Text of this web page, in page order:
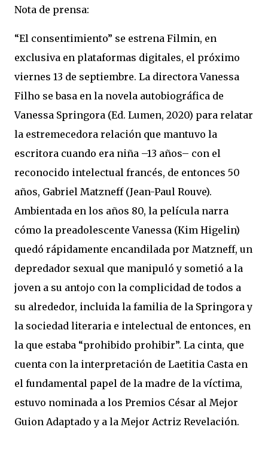
Nota de prensa:
“El consentimiento” se estrena Filmin, en
exclusiva en plataformas digitales, el próximo
viernes 13 de septiembre. La directora Vanessa
Filho se basa en la novela autobiográfica de
Vanessa Springora (Ed. Lumen, 2020) para relatar
la estremecedora relación que mantuvo la
escritora cuando era niña –13 años– con el
reconocido intelectual francés, de entonces 50
años, Gabriel Matzneff (Jean-Paul Rouve).
Ambientada en los años 80, la película narra
cómo la preadolescente Vanessa (Kim Higelin)
quedó rápidamente encandilada por Matzneff, un
depredador sexual que manipuló y sometió a la
joven a su antojo con la complicidad de todos a
su alrededor, incluida la familia de la Springora y
la sociedad literaria e intelectual de entonces, en
la que estaba “prohibido prohibir”. La cinta, que
cuenta con la interpretación de Laetitia Casta en
el fundamental papel de la madre de la víctima,
estuvo nominada a los Premios César al Mejor
Guion Adaptado y a la Mejor Actriz Revelación.